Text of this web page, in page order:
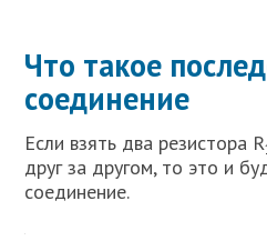
Что такое
соединение
Если взять два резистора R
друг за другом, то это и
соединение.